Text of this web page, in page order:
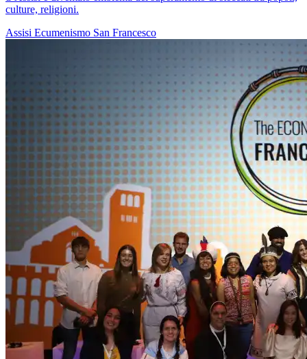
culture, religioni.
Assisi Ecumenismo San Francesco